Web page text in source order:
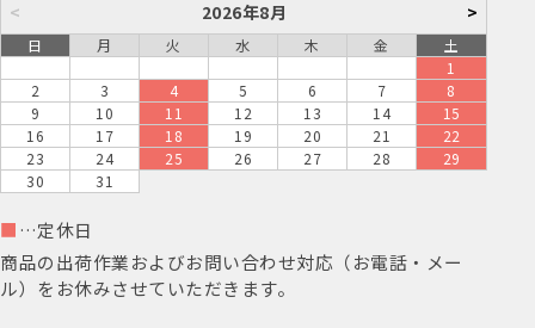
< 2026年8月 >
日 月 火 水 木 金
土
1
2
3 4 5 6 7
8
9
10 11 12 13 14
15
16
17 18 19 20 21
22
23
24 25 26 27 28
29
30
31
■ …定休日
商品の出荷作業およびお問い合わせ対応（お電話・メー
ル）をお休みさせていただきます。